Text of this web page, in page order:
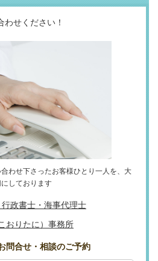
わせください！
わせ下さったお客様ひとり一人を、大
しております
政書士・海事代理士
おりたに）事務所
問合せ・相談のご予約